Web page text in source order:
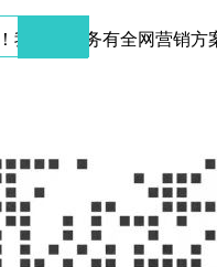
我们的服务有全网营销